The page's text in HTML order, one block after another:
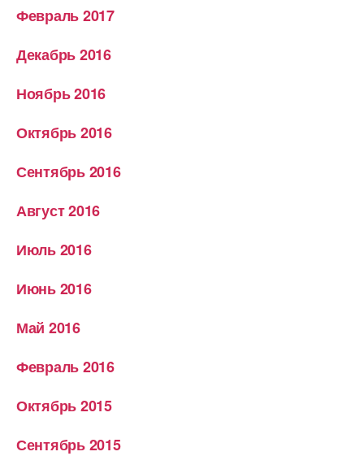
Февраль 2017
Декабрь 2016
Ноябрь 2016
Октябрь 2016
Сентябрь 2016
Август 2016
Июль 2016
Июнь 2016
Май 2016
Февраль 2016
Октябрь 2015
Сентябрь 2015